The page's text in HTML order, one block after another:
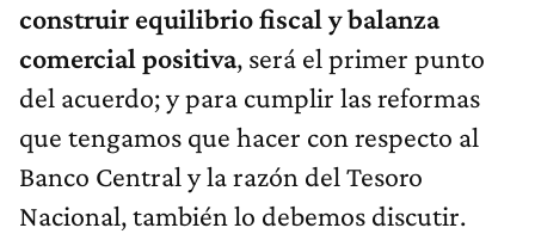
construir equilibrio fiscal y balanza
comercial positiva, será el primer punto
del acuerdo; y para cumplir las reformas
que tengamos que hacer con respecto al
Banco Central y la razón del Tesoro
Nacional, también lo debemos discutir.